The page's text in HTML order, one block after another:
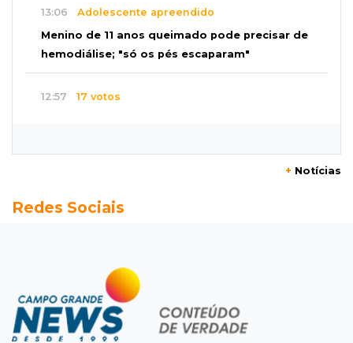
13:06 Adolescente apreendido
Menino de 11 anos queimado pode precisar de
hemodiálise; "só os pés escaparam"
12:57 17 votos
Semana cultural reúne grandes nomes da
Artigos
O terrorismo começa pela dignidade humana
12:43Esporte Equestre
+ Notícias
Redes Sociais